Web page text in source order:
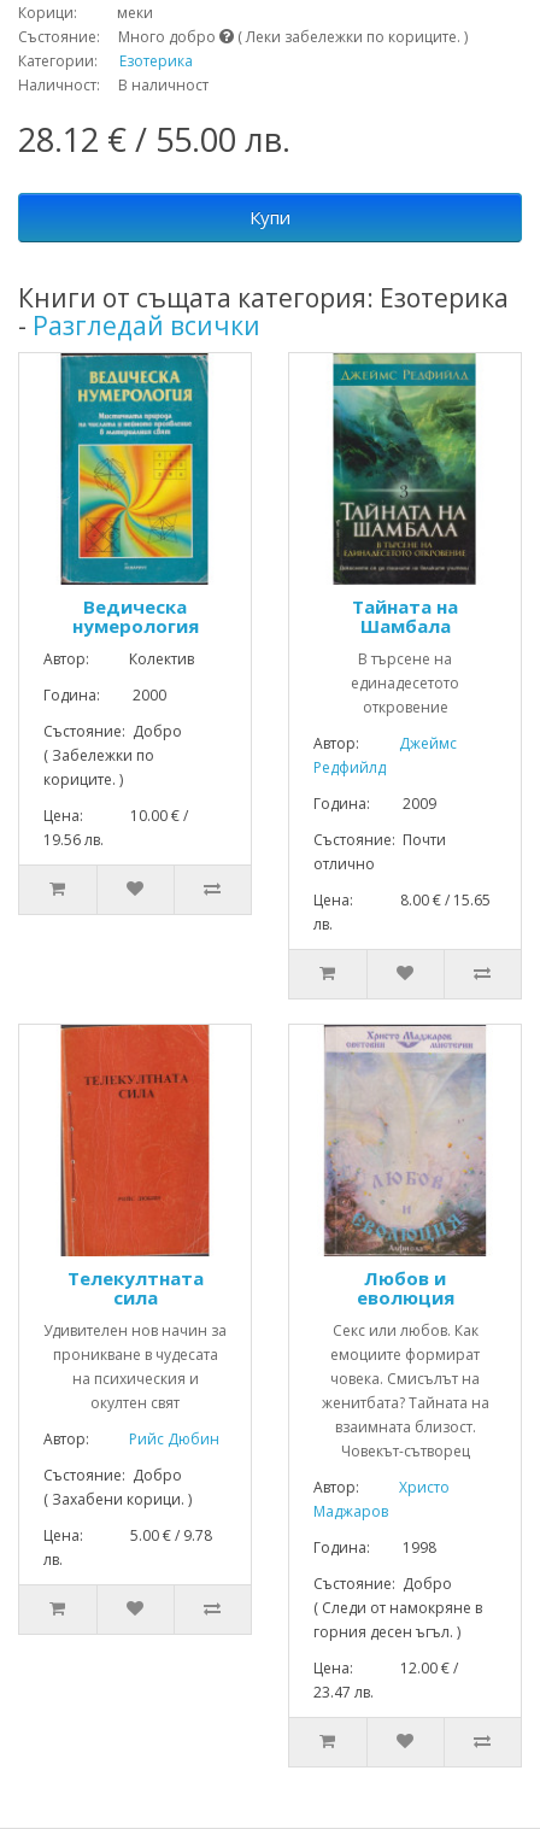
Корици: меки
Състояние: Много добро
( Леки забележки по кориците. )
Категории: Езотерика
Наличност: В наличност
28.12 € / 55.00 лв.
Купи
Книги от същата категория: Езотерика
- Разгледай всички
Ведическа
нумерология
Автор: Колектив
Година: 2000
Състояние: Добро
( Забележки по
кориците. )
Цена: 10.00 € /
19.56 лв.
Тайната на
Шамбала
В търсене на
единадесетото
откровение
Автор:
Джеймс
Редфийлд
Година: 2009
Състояние: Почти
отлично
Цена: 8.00 € / 15.65
лв.
Телекултната
сила
Удивителен нов начин за
проникване в чудесата
на психическия и
окултен свят
Автор:
Рийс Дюбин
Състояние: Добро
( Захабени корици. )
Цена: 5.00 € / 9.78
лв.
Любов и
еволюция
Секс или любов. Как
емоциите формират
човека. Смисълът на
женитбата? Тайната на
взаимната близост.
Човекът-сътворец
Автор:
Христо
Маджаров
Година: 1998
Състояние: Добро
( Следи от намокряне в
горния десен ъгъл. )
Цена: 12.00 € /
23.47 лв.